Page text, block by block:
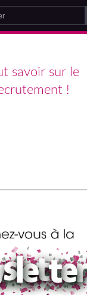
savoir sur le
!